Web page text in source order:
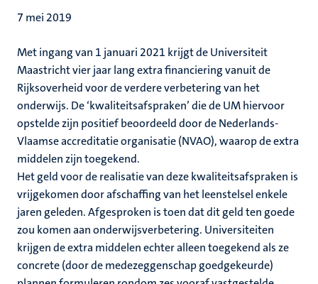
7 mei 2019
Met ingang van 1 januari 2021 krijgt de Universiteit
Maastricht vier jaar lang extra financiering vanuit de
Rijksoverheid voor de verdere verbetering van het
onderwijs. De ‘kwaliteitsafspraken’ die de UM hiervoor
opstelde zijn positief beoordeeld door de Nederlands-
Vlaamse accreditatie organisatie (NVAO), waarop de extra
middelen zijn toegekend.
Het geld voor de realisatie van deze kwaliteitsafspraken is
vrijgekomen door afschaffing van het leenstelsel enkele
jaren geleden. Afgesproken is toen dat dit geld ten goede
zou komen aan onderwijsverbetering. Universiteiten
krijgen de extra middelen echter alleen toegekend als ze
concrete (door de medezeggenschap goedgekeurde)